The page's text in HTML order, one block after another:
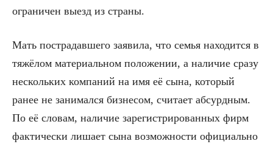
ограничен выезд из страны.
Мать пострадавшего заявила, что семья находится в
тяжёлом материальном положении, а наличие сразу
нескольких компаний на имя её сына, который
ранее не занимался бизнесом, считает абсурдным.
По её словам, наличие зарегистрированных фирм
фактически лишает сына возможности официально